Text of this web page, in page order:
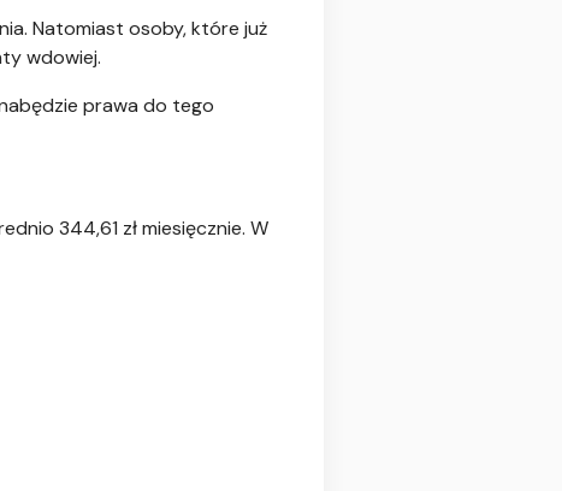
Natomiast osoby, które już
wdowiej.
prawa do tego
344,61 zł miesięcznie. W